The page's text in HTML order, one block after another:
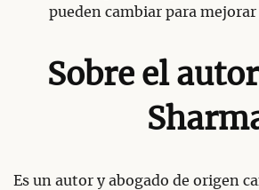
pueden cambiar para
Sobre el
Es un autor y abogado de origen